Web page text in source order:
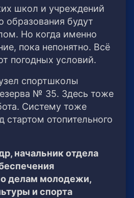
школ и учреждений
образования будут
Но когда именно
пока непонятно. Всё
погодных условий.
спортшколы
№ 35. Здесь тоже
Систему тоже
стартом отопительного
начальник отдела
делам молодежи,
и спорта